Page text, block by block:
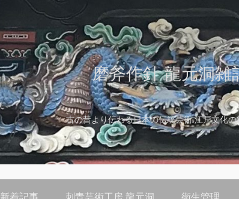
磨斧作針 龍元洞雑
古の昔より伝わる日本の伝統芸術 江戸文化
新着記事 刺青芸術工房 龍元洞 衛生管理